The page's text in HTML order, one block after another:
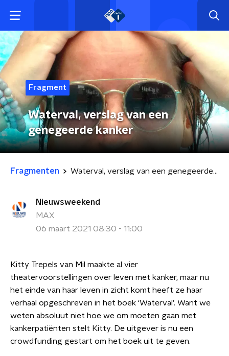
Fragment
Waterval, verslag van een
genegeerde kanker
Fragmenten Waterval, verslag van een genegeerde kanker
Nieuwsweekend
MAX
06 maart 2021 08:30 - 11:00
Kitty Trepels van Mil maakte al vier
theatervoorstellingen over leven met kanker, maar nu
het einde van haar leven in zicht komt heeft ze haar
verhaal opgeschreven in het boek ‘Waterval’. Want we
weten absoluut niet hoe we om moeten gaan met
kankerpatiënten stelt Kitty. De uitgever is nu een
crowdfunding gestart om het boek uit te geven.